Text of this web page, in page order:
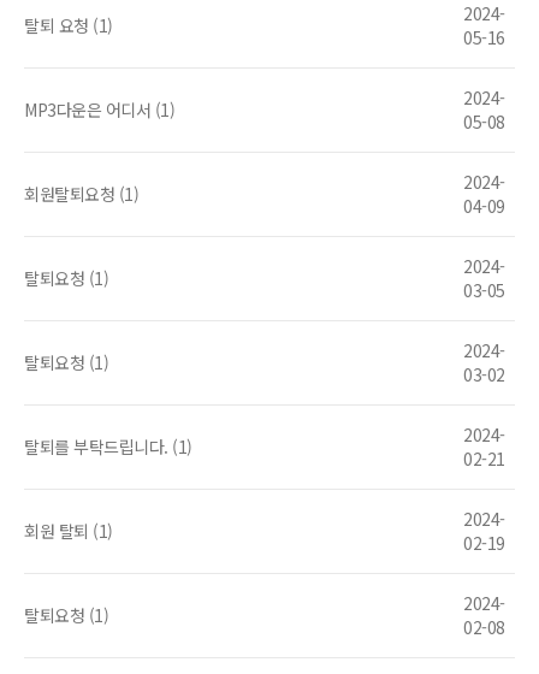
탈퇴 요청 (1)
2024-
05-16
MP3다운은 어디서 (1)
2024-
05-08
회원탈퇴요청 (1)
2024-
04-09
탈퇴요청 (1)
2024-
03-05
탈퇴요청 (1)
2024-
03-02
탈퇴를 부탁드립니다. (1)
2024-
02-21
회원 탈퇴 (1)
2024-
02-19
탈퇴요청 (1)
2024-
02-08